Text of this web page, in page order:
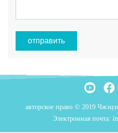
отправить
авторское право © 2019
Электронная почта: